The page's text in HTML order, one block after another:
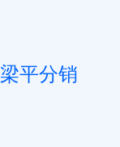
梁平分销